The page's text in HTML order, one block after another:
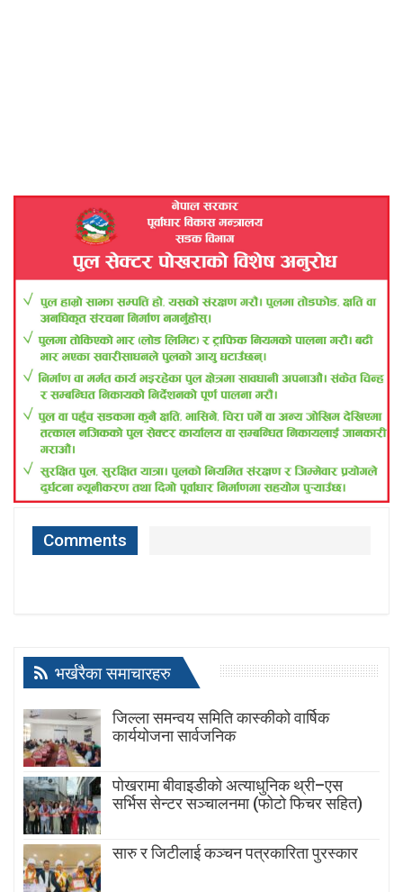
Comments
भर्खरैका समाचारहरु
जिल्ला समन्वय समिति कास्कीको वार्षिक
कार्ययोजना सार्वजनिक
पोखरामा बीवाइडीको अत्याधुनिक थ्री–एस
सर्भिस सेन्टर सञ्चालनमा (फोटो फिचर सहित)
सारु र जिटीलाई कञ्चन पत्रकारिता पुरस्कार